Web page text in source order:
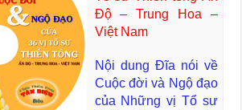
Độ – Trung Hoa –
Việt Nam
Nội dung Đĩa nói về
Cuộc đời và Ngộ đạo
của Những vị Tổ sư